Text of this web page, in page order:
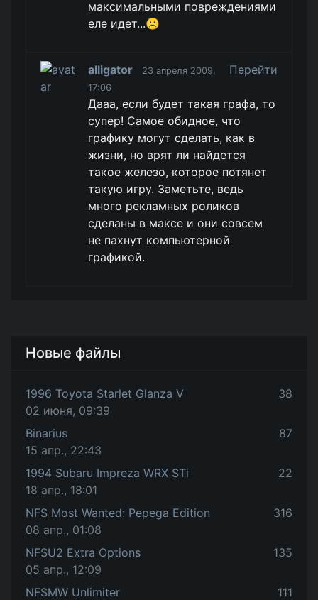
максимальными повреждениями
еле идет...☹️
alligator
23 апреля 2009,
17:06
Перейти
Дааа, если будет такая графа, то
супер! Самое обидное, что
графику могут сделать, как в
жизни, но врят ли найдется
такое железо, которое потянет
такую игру. Заметьте, ведь
много рекламных роликов
сделаны в максе и они совсем
не пахнут компьютерной
графикой.
Новые файлы
1996 Toyota Starlet Glanza V
02 июня, 09:39
38
Binarius
15 апр., 22:43
87
1994 Subaru Impreza WRX STi
18 апр., 18:01
22
NFS Most Wanted: Pepega Edition
08 апр., 01:08
316
NFSU2 Extra Options
05 апр., 12:09
135
NFSMW Unlimiter 111